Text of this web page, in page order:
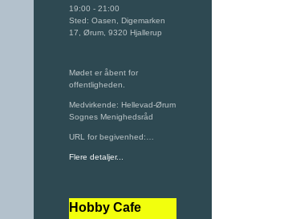
19:00 - 21:00
Sted: Oasen, Digemarken
17, Ørum, 9320 Hjallerup
Mødet er åbent for
offentligheden.
Medvirkende: Hellevad-Ørum
Sognes Menighedsråd
URL for begivenhed:…
Flere detaljer...
Hobby Cafe